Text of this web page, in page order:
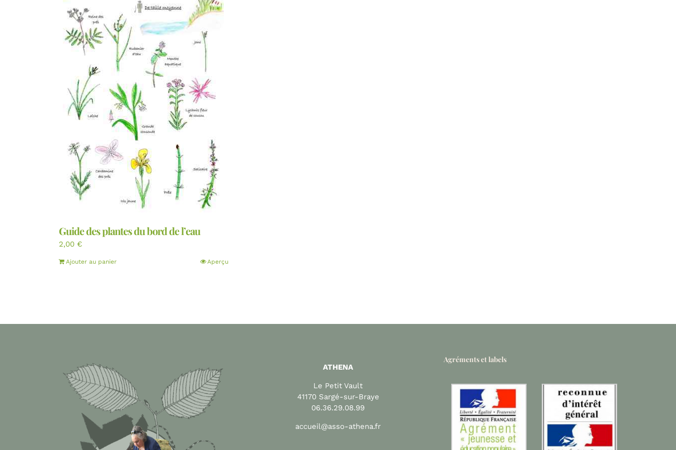
Guide des plantes du bord de l’eau
2,00 €
Ajouter au panier Aperçu
ATHENA
Le Petit Vault
41170 Sargé-sur-Braye
06.36.29.08.99
accueil@asso-athena.fr
Agréments et labels